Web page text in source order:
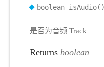
boolean isAudio()
是否为音频 Track
Returns boolean